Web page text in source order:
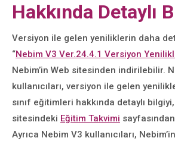
Hakkında Detaylı
Versiyon ile gelen yeniliklerin daha
“Nebim V3 Ver.24.4.1 Versiyon
Nebim’in Web sitesinden indirilebilir.
kullanıcıları, versiyon ile gelen
sınıf eğitimleri hakkında detaylı
sitesindeki Eğitim Takvimi
Ayrıca Nebim V3 kullanıcıları,